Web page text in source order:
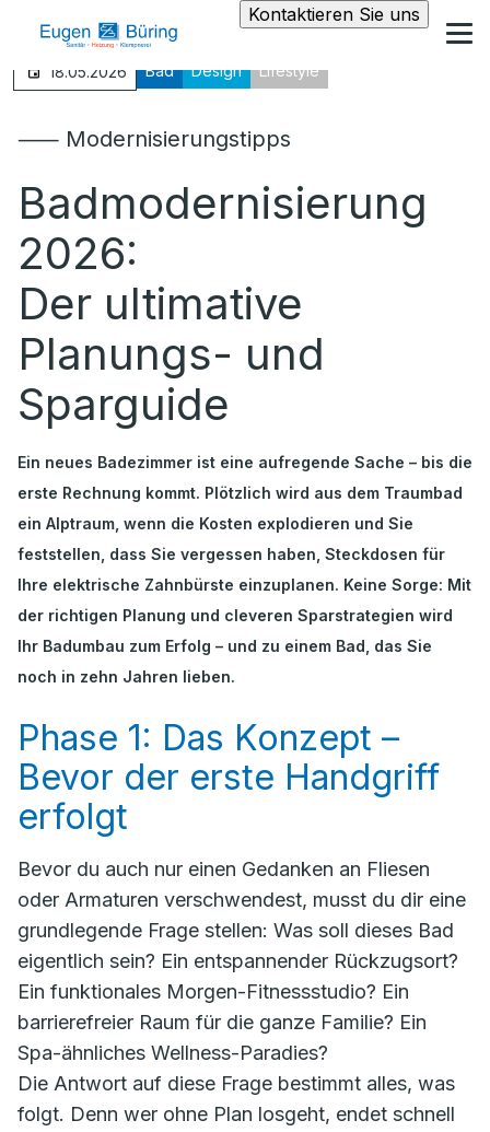
Kontaktieren Sie uns
18.05.2026 Bad Design Lifestyle
⸺ Modernisierungstipps
Badmodernisierung
2026:
Der ultimative
Planungs- und
Sparguide
Ein neues Badezimmer ist eine aufregende Sache – bis die
erste Rechnung kommt. Plötzlich wird aus dem Traumbad
ein Alptraum, wenn die Kosten explodieren und Sie
feststellen, dass Sie vergessen haben, Steckdosen für
Ihre elektrische Zahnbürste einzuplanen. Keine Sorge: Mit
der richtigen Planung und cleveren Sparstrategien wird
Ihr Badumbau zum Erfolg – und zu einem Bad, das Sie
noch in zehn Jahren lieben.
Phase 1: Das Konzept –
Bevor der erste Handgriff
erfolgt
Bevor du auch nur einen Gedanken an Fliesen
oder Armaturen verschwendest, musst du dir eine
grundlegende Frage stellen: Was soll dieses Bad
eigentlich sein? Ein entspannender Rückzugsort?
Ein funktionales Morgen-Fitnessstudio? Ein
barrierefreier Raum für die ganze Familie? Ein
Spa-ähnliches Wellness-Paradies?
Die Antwort auf diese Frage bestimmt alles, was
folgt. Denn wer ohne Plan losgeht, endet schnell